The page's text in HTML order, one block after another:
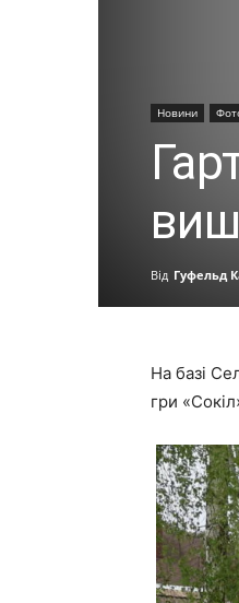
Новини
Від Гуфельд
На базі
гри